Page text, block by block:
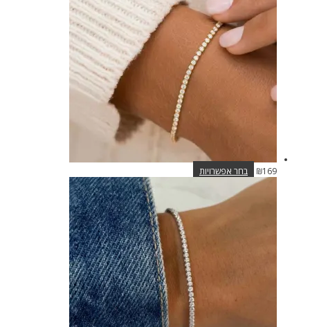
₪169 בחר אפשרויות
סוגים.
ניתן
לבחור
את
האפשרויות
בעמוד
המוצר